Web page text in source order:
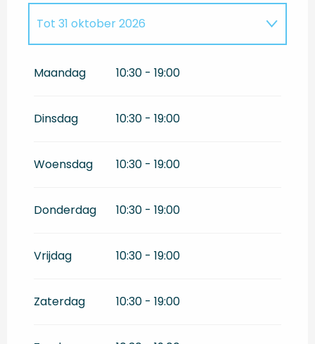
1 april 2026tot 30 april 2026
Tot 31 oktober 2026
Maandag 10:30 - 19:00
Dinsdag 10:30 - 19:00
Woensdag 10:30 - 19:00
Donderdag 10:30 - 19:00
Vrijdag 10:30 - 19:00
Zaterdag 10:30 - 19:00